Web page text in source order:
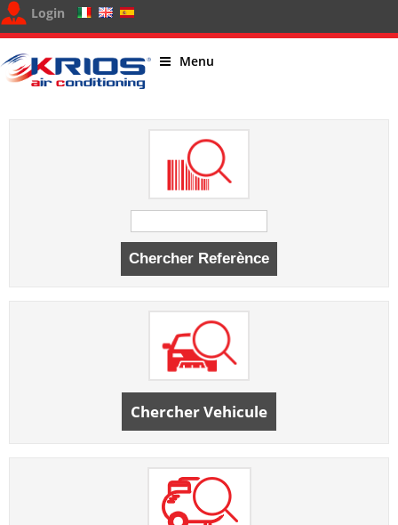
Login
Menu
Chercher Vehicule